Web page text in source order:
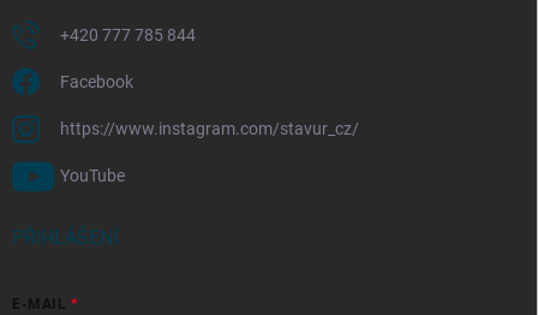
+420 777 785 844
Facebook
https://www.instagram.com/stavur_cz/
YouTube
PŘIHLÁŠENÍ
E-MAIL